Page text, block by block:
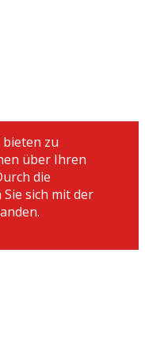
zu
über Ihren
die
sich mit der